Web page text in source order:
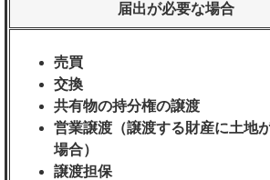
届出が必要な場合
売買
交換
共有物の持分権の譲渡
営業譲渡（譲渡する財産に土地
場合）
譲渡担保